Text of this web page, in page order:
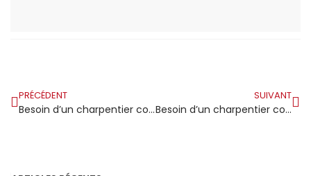
PRÉCÉDENT
Besoin d’un charpentier couvreur à Conches en Ouche ?
SUIVANT
Besoin d’un charpentier couvreur à Grenoble ?